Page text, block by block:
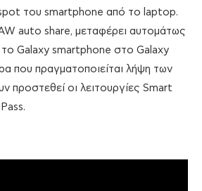
του smartphone από το laptop.
auto share, μεταφέρει αυτομάτως
Galaxy smartphone στο Galaxy
που πραγματοποιείται λήψη των
προστεθεί οι λειτουργίες Smart